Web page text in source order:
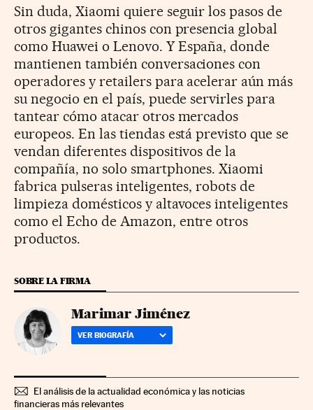
Sin duda, Xiaomi quiere seguir los pasos de
otros gigantes chinos con presencia global
como Huawei o Lenovo. Y España, donde
mantienen también conversaciones con
operadores y retailers para acelerar aún más
su negocio en el país, puede servirles para
tantear cómo atacar otros mercados
europeos. En las tiendas está previsto que se
vendan diferentes dispositivos de la
compañía, no solo smartphones. Xiaomi
fabrica pulseras inteligentes, robots de
limpieza domésticos y altavoces inteligentes
como el Echo de Amazon, entre otros
productos.
SOBRE LA FIRMA
Marimar Jiménez
VER BIOGRAFÍA
El análisis de la actualidad económica y las noticias
financieras más relevantes